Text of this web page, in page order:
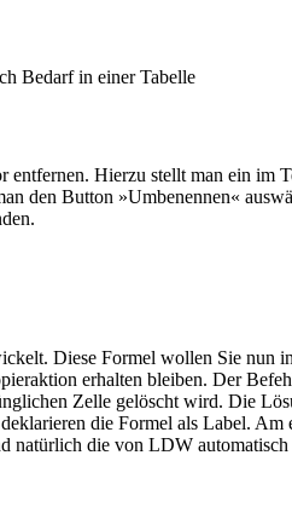
Bedarf in einer Tabelle
Hierzu stellt man ein im
den Button »Umbenennen«
Diese Formel wollen Sie nun
erhalten bleiben. Der
Zelle gelöscht wird. Die
die Formel als Label.
natürlich die von LDW